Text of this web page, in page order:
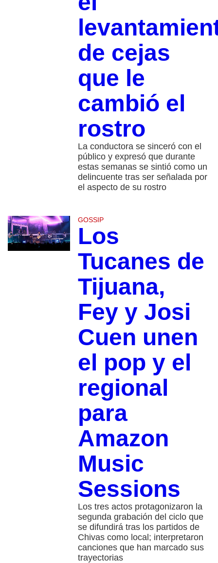
de cejas
que le
cambió el
rostro
La conductora se sinceró con el
público y expresó que durante
estas semanas se sintió como un
delincuente tras ser señalada por
el aspecto de su rostro
GOSSIP
Los
Tucanes de
Tijuana,
Fey y Josi
Cuen unen
el pop y el
regional
para
Amazon
Music
Sessions
Los tres actos protagonizaron la
segunda grabación del ciclo que
se difundirá tras los partidos de
Chivas como local; interpretaron
canciones que han marcado sus
trayectorias